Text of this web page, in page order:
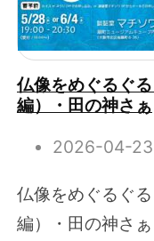
仏像をめぐるぐ
編）・田の神さぁ
2026-04-23
仏像をめぐるぐ
編）・田の神さ